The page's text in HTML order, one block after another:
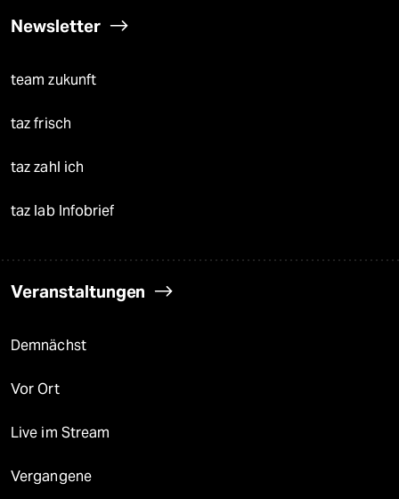
Newsletter
team zukunft
taz frisch
taz zahl ich
taz lab Infobrief
Veranstaltungen
Demnächst
Vor Ort
Live im Stream
Vergangene